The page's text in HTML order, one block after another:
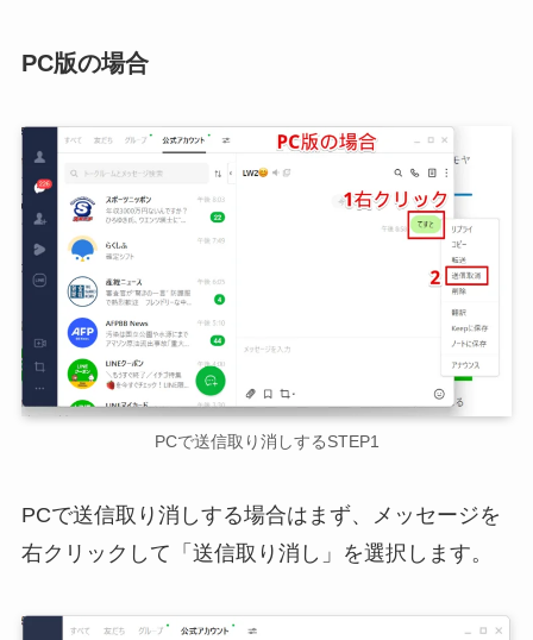
PC版の場合
PCで送信取り消しするSTEP1
PCで送信取り消しする場合はまず、メッセージを
右クリックして「送信取り消し」を選択します。